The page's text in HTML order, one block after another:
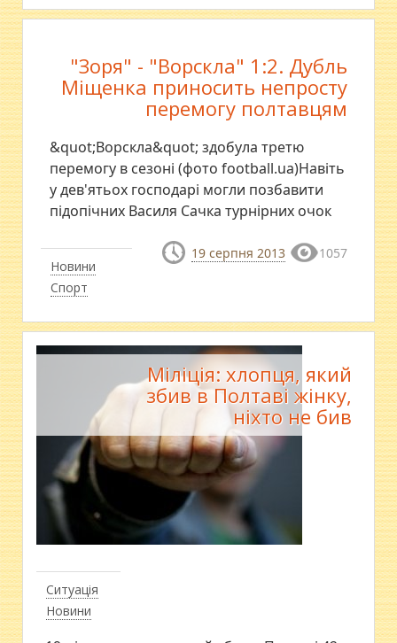
Новини
Спорт
"Зоря" - "Ворскла" 1:2. Дубль
Міщенка приносить непросту
перемогу полтавцям
&quot;Ворскла&quot; здобула третю
перемогу в сезоні (фото football.ua)Навіть
у дев'ятьох господарі могли позбавити
підопічних Василя Сачка турнірних очок
19 серпня 2013 1057
Ситуація
Новини
Міліція: хлопця, який
збив в Полтаві жінку,
ніхто не бив